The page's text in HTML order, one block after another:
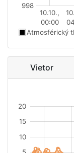
10.10.,
00:00
998
Atmosférický
Vietor
10
15
20